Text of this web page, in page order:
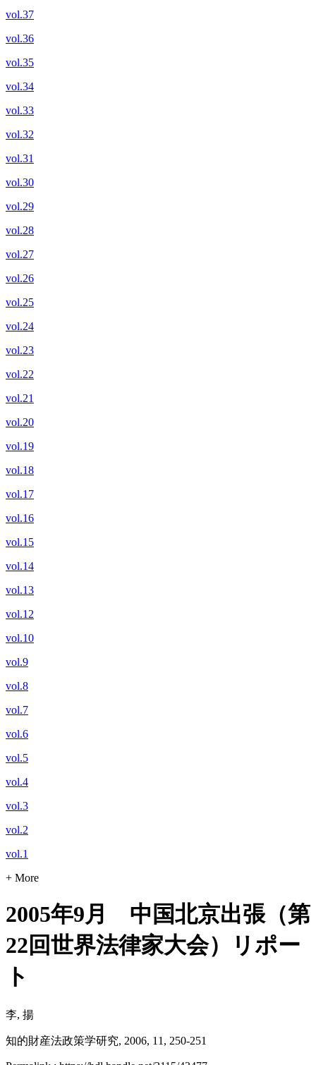
vol.37
vol.36
vol.35
vol.34
vol.33
vol.32
vol.31
vol.30
vol.29
vol.28
vol.27
vol.26
vol.25
vol.24
vol.23
vol.22
vol.21
vol.20
vol.19
vol.18
vol.17
vol.16
vol.15
vol.14
vol.13
vol.12
vol.10
vol.9
vol.8
vol.7
vol.6
vol.5
vol.4
vol.3
vol.2
vol.1
+ More
2005年9月 中国北京出張（第
22回世界法律家大会）リポー
ト
李, 揚
知的財産法政策学研究, 2006, 11, 250-251